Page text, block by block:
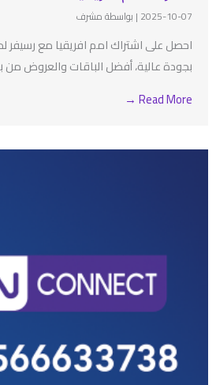
2025-10-07
| بواسطة مشرف
احصل على اشتراك امم افريقيا مع رسيفر
بجودة عالية، أفضل الباقات والعروض
Read More →